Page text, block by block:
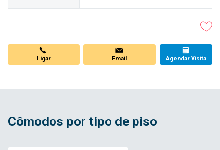
Ligar Email Agendar Visita
Cômodos por tipo de piso